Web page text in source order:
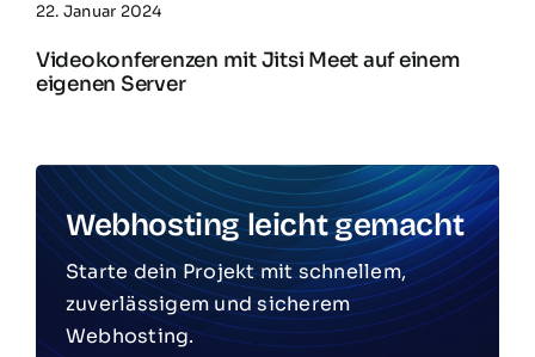
22. Januar 2024
Videokonferenzen mit Jitsi Meet auf einem
eigenen Server
Webhosting leicht gemacht
Starte dein Projekt mit schnellem,
zuverlässigem und sicherem
Webhosting.